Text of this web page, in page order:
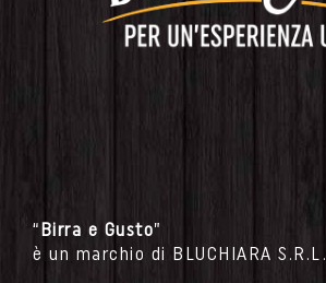
“Birra e Gusto”
è un marchio di BLUCHIARA S.R.L.